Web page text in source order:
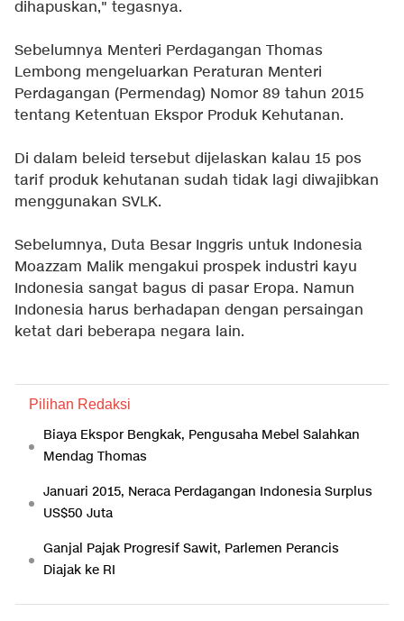
dihapuskan," tegasnya.
Sebelumnya Menteri Perdagangan Thomas
Lembong mengeluarkan Peraturan Menteri
Perdagangan (Permendag) Nomor 89 tahun 2015
tentang Ketentuan Ekspor Produk Kehutanan.
Di dalam beleid tersebut dijelaskan kalau 15 pos
tarif produk kehutanan sudah tidak lagi diwajibkan
menggunakan SVLK.
Sebelumnya, Duta Besar Inggris untuk Indonesia
Moazzam Malik mengakui prospek industri kayu
Indonesia sangat bagus di pasar Eropa. Namun
Indonesia harus berhadapan dengan persaingan
ketat dari beberapa negara lain.
Pilihan Redaksi
Biaya Ekspor Bengkak, Pengusaha Mebel Salahkan
Mendag Thomas
Januari 2015, Neraca Perdagangan Indonesia Surplus
US$50 Juta
Ganjal Pajak Progresif Sawit, Parlemen Perancis
Diajak ke RI